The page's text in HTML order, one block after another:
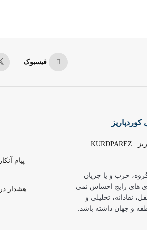
فیسبوک
حزب و یا جریان
های رایج احساس نمی
نقادانه، تحلیلی و
و جهان داشته باشد.
پیام
هشدار